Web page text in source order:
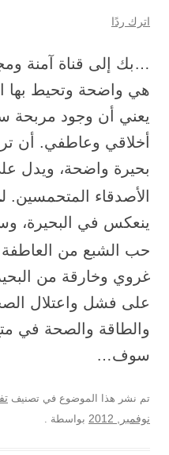
اترك ردًا
…بك إلى قناة آمنة
هي واضحة وتحيط بها
يعني أن وجود مربحة
أخلاقي وعاطفي. أن
بحيرة واضحة، ويدل
الأصدقاء المتحمسين. ل
ينعكس في البحيرة،
حب الشبع من العاطفة
غروي وخارقة من
على فشل واعتلال
والطاقة والصحة في
سوف…
تم نشر هذا الموضوع في تصنيف
نوفمبر, 2012
بواسطة .